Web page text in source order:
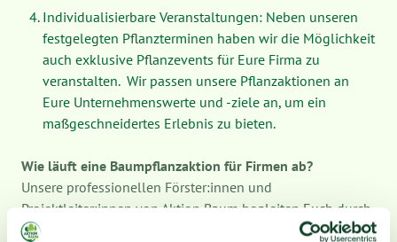
Individualisierbare Veranstaltungen: Neben unseren
festgelegten Pflanzterminen haben wir die Möglichkeit
auch exklusive Pflanzevents für Eure Firma zu
veranstalten. Wir passen unsere Pflanzaktionen an
Eure Unternehmenswerte und -ziele an, um ein
maßgeschneidertes Erlebnis zu bieten.
Wie läuft eine Baumpflanzaktion für Firmen ab?
Unsere professionellen Förster:innen und
Projektleiter:innen von Aktion Baum begleiten Euch durch
den gesamten Prozess: von der Vorbereitung bis zur